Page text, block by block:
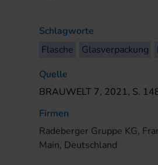
Schlagworte
Flasche
Glasverpackung
Quelle
BRAUWELT 7, 2021, S.
Firmen
Radeberger Gruppe KG,
Main, Deutschland